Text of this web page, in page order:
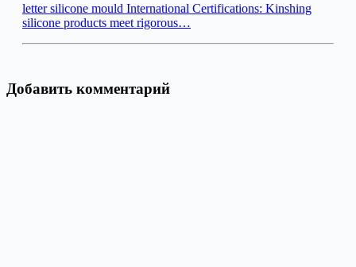
letter silicone mould International Certifications: Kinshing
silicone products meet rigorous…
Добавить комментарий